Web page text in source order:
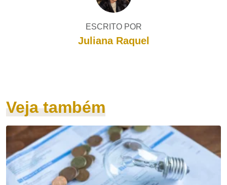
ESCRITO POR
Juliana Raquel
Veja também